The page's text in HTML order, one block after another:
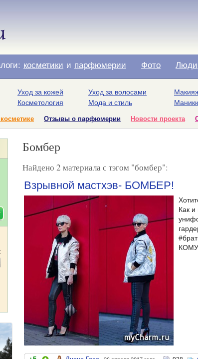
косметики и парфюмерии Фото Люди
Уход за кожей
Косметология
Уход за волосами
Мода и стиль
Отзывы о парфюмерии Новости проекта
Бомбер
Найдено 2 материала с тэгом "бомбер":
Взрывной мастхэв- БОМБЕР!
Как
КОМУ